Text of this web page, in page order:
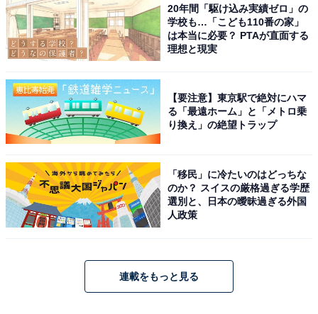
〇砂糖の量やはちみつで甘さを調節
砂糖多めで甘くする
はちみつを入れる
氷砂糖を少なめにして、甘さを控えるのがこだわり
です。
チョーヤで紹介されている作り方では、梅1キロに対し
て、氷砂糖1キロとなっていますが、これよりも多め／
20年間「駆け込み実績ゼロ」の
学校も…「こども110番の家」
は本当に必要？ PTAが直面する
理想と現実
【要注意】東京駅で絶対にハマ
る「最遠ホーム」と「メトロ乗
り換え」の絶望トラップ
「移民」に冷たいのはどっちな
のか？ スイスの厳格過ぎる学歴
選別と、日本の曖昧過ぎる外国
人政策
連載をもっと見る